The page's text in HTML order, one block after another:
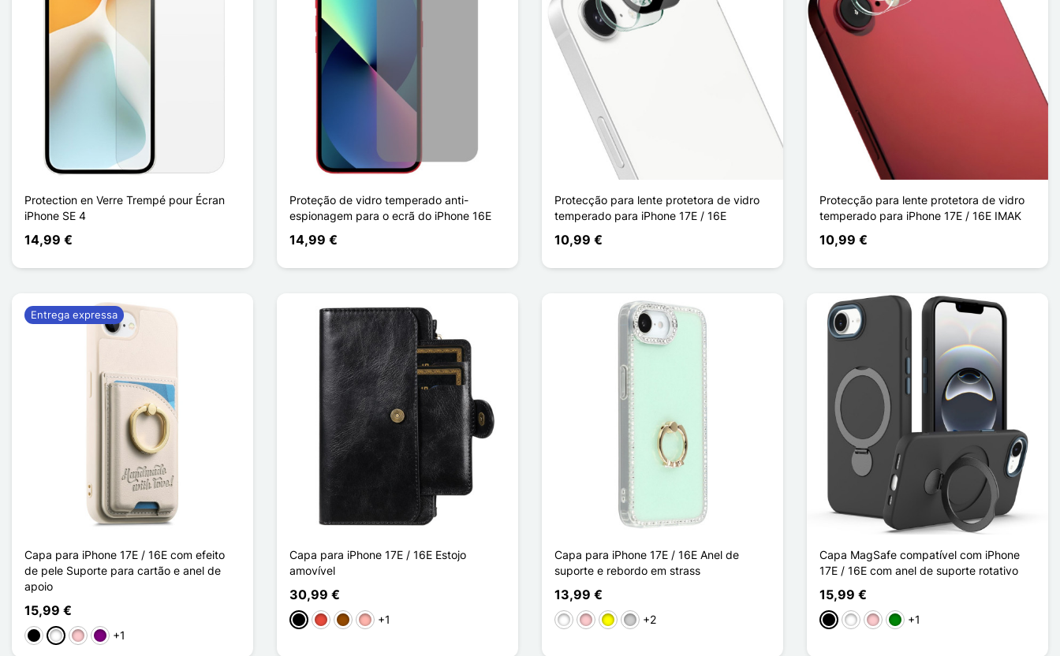
Protection en Verre Trempé pour Écran
iPhone SE 4
14,99 €
Proteção de vidro temperado anti-
espionagem para o ecrã do iPhone 16E
14,99 €
Protecção para lente protetora de vidro
temperado para iPhone 17E / 16E
10,99 €
Protecção para lente protetora de vidro
temperado para iPhone 17E / 16E IMAK
10,99 €
Capa para iPhone 17E / 16E com efeito
de pele Suporte para cartão e anel de
apoio
15,99 €
PretoBrancoRosaPúrpura
+1
Entrega expressa
Capa para iPhone 17E / 16E Estojo
amovível
30,99 €
PretoVermelhoCastanho
Ouro rosa
+1
Capa para iPhone 17E / 16E Anel de
suporte e rebordo em strass
13,99 €
BrancoRosaAmarelo
Prata+2
Capa MagSafe compatível com iPhone
17E / 16E com anel de suporte rotativo
15,99 €
PretoBrancoRosaVerde
+1